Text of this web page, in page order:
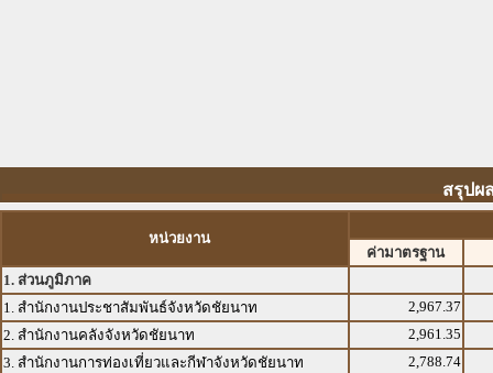
สรุปผ
หน่วยงาน
ค่ามาตรฐาน
1. ส่วนภูมิภาค
1. สำนักงานประชาสัมพันธ์จังหวัดชัยนาท
2,967.37
2. สำนักงานคลังจังหวัดชัยนาท
2,961.35
3. สำนักงานการท่องเที่ยวและกีฬาจังหวัดชัยนาท
2,788.74